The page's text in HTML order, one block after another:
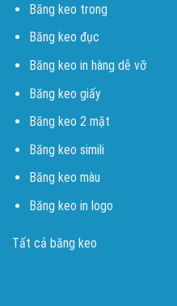
Băng keo trong
Băng keo đục
Băng keo in hàng dễ vỡ
Băng keo giấy
Băng keo 2 mặt
Băng keo simili
Băng keo màu
Băng keo in logo
Tất cả băng keo